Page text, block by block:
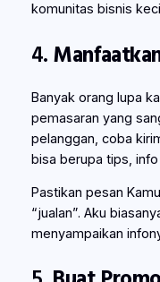
komunitas bisnis
4.
Banyak orang lupa
pemasaran yang
pelanggan, coba
bisa berupa tips,
Pastikan pesan
“jualan”. Aku
menyampaikan